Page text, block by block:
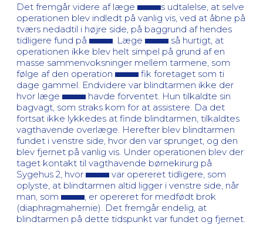
Det fremgår videre af læge
s udtalelse, at selve
operationen blev indledt på vanlig vis, ved at åbne på
tværs nedadtil i højre side, på baggrund af hendes
tidligere fund på
. Læge
så hurtigt, at
operationen ikke blev helt simpel på grund af en
masse sammenvoksninger mellem tarmene, som
følge af den operation
fik foretaget som ti
dage gammel. Endvidere var blindtarmen ikke der
hvor læge
havde forventet. Hun tilkaldte sin
bagvagt, som straks kom for at assistere. Da det
fortsat ikke lykkedes at finde blindtarmen, tilkaldtes
vagthavende overlæge. Herefter blev blindtarmen
fundet i venstre side, hvor den var sprunget, og den
blev fjernet på vanlig vis. Under operationen blev der
taget kontakt til vagthavende børnekirurg på
Sygehus 2, hvor
var opereret tidligere, som
oplyste, at blindtarmen altid ligger i venstre side, når
man, som
, er opereret for medfødt brok
(diaphragmahernie). Det fremgår endelig, at
blindtarmen på dette tidspunkt var fundet og fjernet.